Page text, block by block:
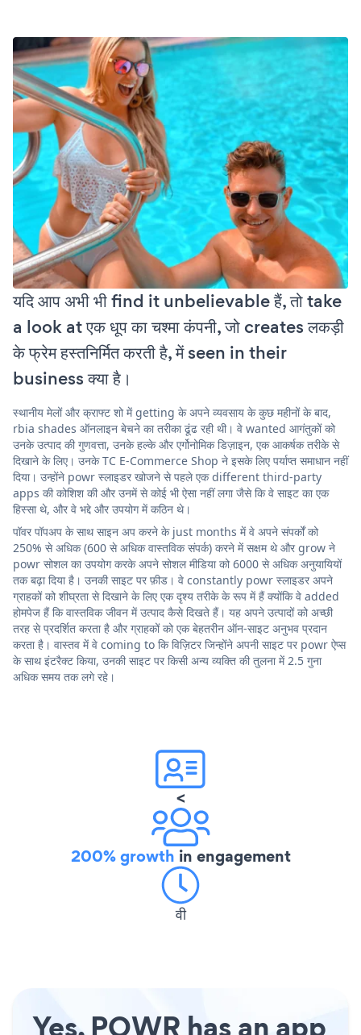
यदि आप अभी भी find it unbelievable हैं, तो take
a look at एक धूप का चश्मा कंपनी, जो creates लकड़ी
के फ्रेम हस्तनिर्मित करती है, में seen in their
business क्या है।
स्थानीय मेलों और क्राफ्ट शो में getting के अपने व्यवसाय के कुछ महीनों के बाद,
rbia shades ऑनलाइन बेचने का तरीका ढूंढ रही थी। वे wanted आगंतुकों को
उनके उत्पाद की गुणवत्ता, उनके हल्के और एर्गोनोमिक डिज़ाइन, एक आकर्षक तरीके से
दिखाने के लिए। उनके TC E-Commerce Shop ने इसके लिए पर्याप्त समाधान नहीं
दिया। उन्होंने powr स्लाइडर खोजने से पहले एक different third-party
apps की कोशिश की और उनमें से कोई भी ऐसा नहीं लगा जैसे कि वे साइट का एक
हिस्सा थे, और वे भद्दे और उपयोग में कठिन थे।
पॉवर पॉपअप के साथ साइन अप करने के just months में वे अपने संपर्कों को
250% से अधिक (600 से अधिक वास्तविक संपर्क) करने में सक्षम थे और grow ने
powr सोशल का उपयोग करके अपने सोशल मीडिया को 6000 से अधिक अनुयायियों
तक बढ़ा दिया है। उनकी साइट पर फ़ीड। वे constantly powr स्लाइडर अपने
ग्राहकों को शीघ्रता से दिखाने के लिए एक दृश्य तरीके के रूप में हैं क्योंकि वे added
होमपेज हैं कि वास्तविक जीवन में उत्पाद कैसे दिखते हैं। यह अपने उत्पादों को अच्छी
तरह से प्रदर्शित करता है और ग्राहकों को एक बेहतरीन ऑन-साइट अनुभव प्रदान
करता है। वास्तव में वे coming to कि विज़िटर जिन्होंने अपनी साइट पर powr ऐप्स
के साथ इंटरैक्ट किया, उनकी साइट पर किसी अन्य व्यक्ति की तुलना में 2.5 गुना
अधिक समय तक लगे रहे।
<
200% growth in engagement
वी
Yes, POWR has an app